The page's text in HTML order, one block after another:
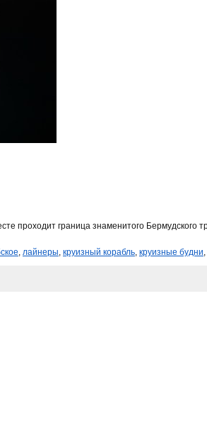
проходит граница знаменитого Бермудского
, лайнеры, круизный корабль, круизные будни,